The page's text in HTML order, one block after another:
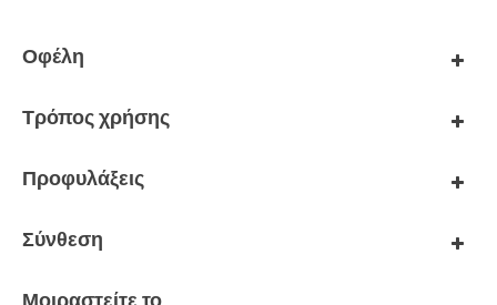
Οφέλη
Τρόπος χρήσης
Προφυλάξεις
Σύνθεση
Μοιραστείτε το